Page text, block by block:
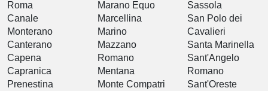
Roma
Canale
Monterano
Canterano
Capena
Capranica
Prenestina
Marano Equo
Marcellina
Marino
Mazzano
Romano
Mentana
Monte Compatri
Sassola
San Polo dei
Cavalieri
Santa Marinella
Sant'Angelo
Romano
Sant'Oreste